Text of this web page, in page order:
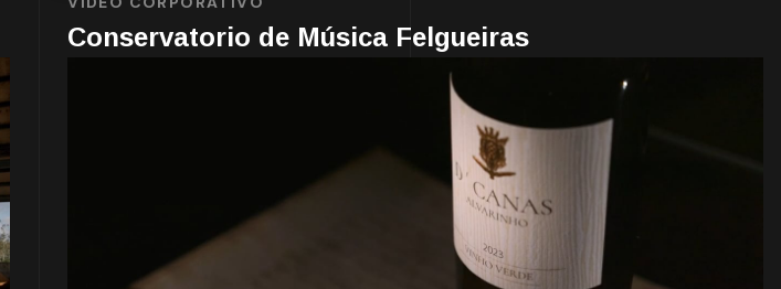
Conservatorio de Música Felgueiras